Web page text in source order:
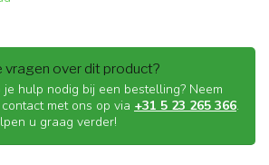
vragen over dit product?
je hulp nodig bij een bestelling? Neem
met ons op via +31 5 23 265 366.
u graag verder!